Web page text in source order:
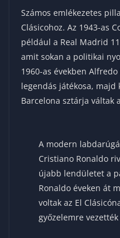
Számos emlékezetes
Clásicohoz. Az 1943-as
például a Real Madrid
amit sokan a politikai
1960-as években
legendás játékosa, majd
Barcelona sztárja váltak
A modern
Cristiano Ronaldo
újabb lendületet a
Ronaldo éveken át
voltak az El
győzelemre